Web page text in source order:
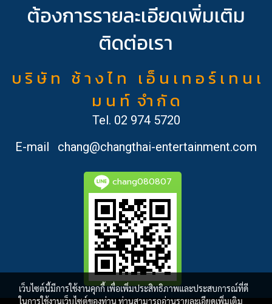
ต้องการรายละเอียดเพิ่มเติม
ติดต่อเรา
บ ริ ษั ท ช้ า ง ไ ท เ อ็ น เ ท อ ร์ เ ท น เ
ม น ท์ จำ กั ด
Tel. 02 974 5720
E-mail
chang@changthai-entertainment.com
chang080807
เว็บไซต์นี้มีการใช้งานคุกกี้ เพื่อเพิ่มประสิทธิภาพและประสบการณ์ที่ดี
ในการใช้งานเว็บไซต์ของท่าน ท่านสามารถอ่านรายละเอียดเพิ่มเติม